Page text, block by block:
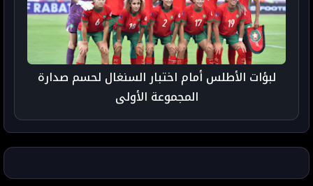
لبؤات الأطلس أمام اختبار السنغال لحسم صدارة
المجموعة الأولى